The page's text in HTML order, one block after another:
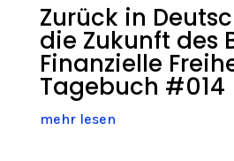
Zurück in
die Zukunft des
Finanzielle
Tagebuch #014
mehr lesen